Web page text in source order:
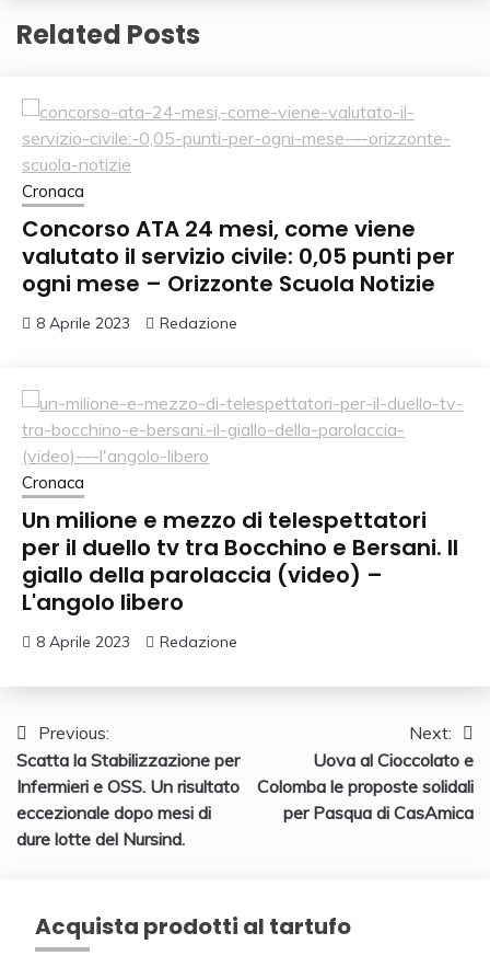
Related Posts
Cronaca
Concorso ATA 24 mesi, come viene
valutato il servizio civile: 0,05 punti per
ogni mese – Orizzonte Scuola Notizie
8 Aprile 2023 Redazione
Cronaca
Un milione e mezzo di telespettatori
per il duello tv tra Bocchino e Bersani. Il
giallo della parolaccia (video) –
L'angolo libero
8 Aprile 2023 Redazione
Navigazione
articoli
Previous:
Scatta la Stabilizzazione per
Infermieri e OSS. Un risultato
eccezionale dopo mesi di
dure lotte del Nursind.
Next:
Uova al Cioccolato e
Colomba le proposte solidali
per Pasqua di CasAmica
Acquista prodotti al tartufo